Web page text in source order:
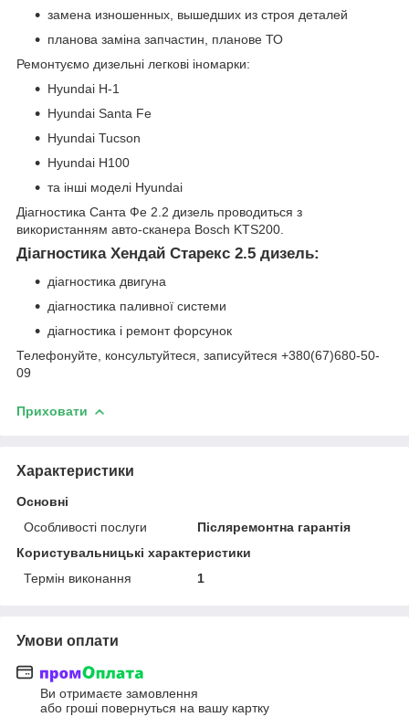
замена изношенных, вышедших из строя деталей
планова заміна запчастин, планове ТО
Ремонтуємо дизельні легкові іномарки:
Hyundai H-1
Hyundai Santa Fe
Hyundai Tucson
Hyundai H100
та інші моделі Hyundai
Діагностика Санта Фе 2.2 дизель проводиться з
використанням авто-сканера Bosch KTS200.
Діагностика Хендай Старекс 2.5 дизель:
діагностика двигуна
діагностика паливної системи
діагностика і ремонт форсунок
Телефонуйте, консультуйтеся, записуйтеся +380(67)680-50-
09
Приховати
Характеристики
Основні
Особливості послуги
Післяремонтна гарантія
Користувальницькі характеристики
Термін виконання
1
Умови оплати
Ви отримаєте замовлення
або гроші повернуться на вашу картку